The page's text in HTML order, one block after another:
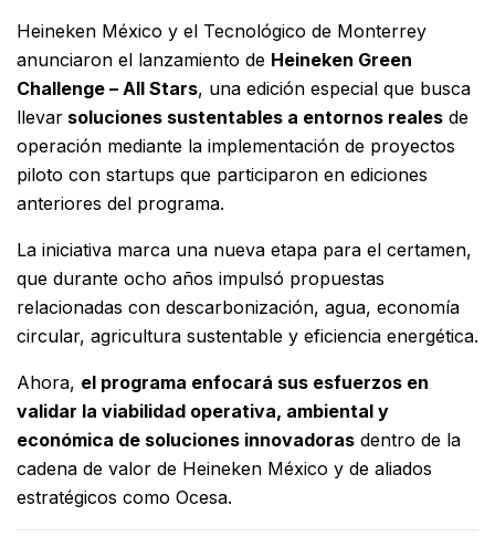
Heineken México y el Tecnológico de Monterrey
anunciaron el lanzamiento de Heineken Green
Challenge – All Stars, una edición especial que busca
llevar soluciones sustentables a entornos reales de
operación mediante la implementación de proyectos
piloto con startups que participaron en ediciones
anteriores del programa.
La iniciativa marca una nueva etapa para el certamen,
que durante ocho años impulsó propuestas
relacionadas con descarbonización, agua, economía
circular, agricultura sustentable y eficiencia energética.
Ahora, el programa enfocará sus esfuerzos en
validar la viabilidad operativa, ambiental y
económica de soluciones innovadoras dentro de la
cadena de valor de Heineken México y de aliados
estratégicos como Ocesa.